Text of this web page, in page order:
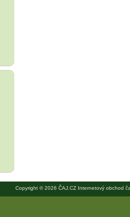
Copyright © 2026 ČAJ.CZ Internetový obchod